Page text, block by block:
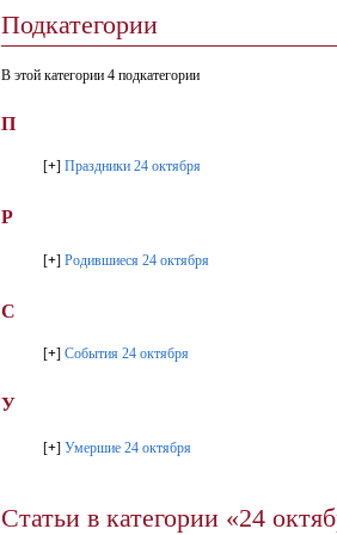
Подкатегории
В этой категории 4 подкатегории
П
[+] Праздники 24 октября
Р
[+] Родившиеся 24 октября
С
[+] События 24 октября
У
[+] Умершие 24 октября
Статьи в категории «24